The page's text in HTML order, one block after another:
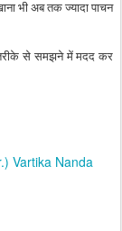
भी अब तक ज्यादा पाचन
से समझने में मदद कर
Vartika Nanda